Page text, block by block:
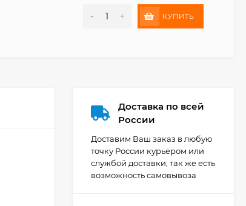
- + КУПИТЬ
Доставка по всей
России
Доставим Ваш заказ в любую
точку России курьером или
службой доставки, так же есть
возможность самовывоза